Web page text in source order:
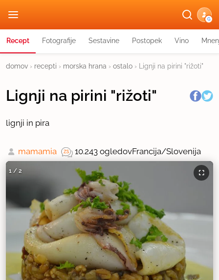
G
Recept Fotografije Sestavine Postopek Vino
domov › recepti › morska hrana › ostalo › Lignji na pirini "rižoti"
Lignji na pirini "rižoti"
lignji in pira
mamamia 10.243 ogledovFrancija/Slovenija
1 / 2